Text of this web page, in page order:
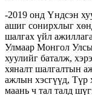
-2019 онд Үндсэн
ашиг сонирхлыг
шалгах үйл
Улмаар Монгол
хуулийг баталж,
хяналт шалгалтын
ажлын хэсгүүд,
маань ч тал талд